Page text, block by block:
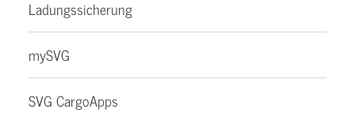
Ladungssicherung
mySVG
SVG CargoApps